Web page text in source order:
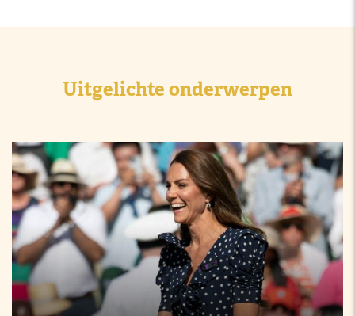
Uitgelichte onderwerpen